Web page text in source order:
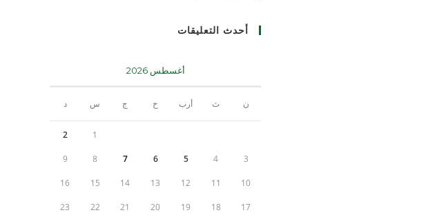
أحدث التعليقات
أغسطس 2026
ن ث أرب خ ج س د
1
2
3
4
5
6
7
8
9
10
11
12
13
14
15
16
17
18
19
20
21
22
23